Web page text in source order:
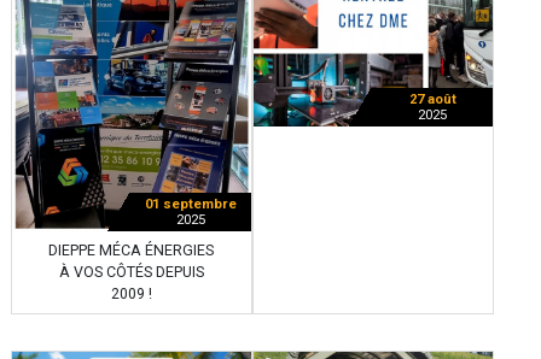
01 septembre
2025
DIEPPE MÉCA ÉNERGIES
À VOS CÔTÉS DEPUIS
2009 !
27 août
2025